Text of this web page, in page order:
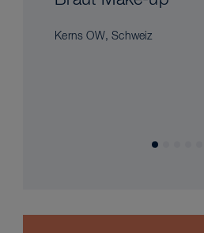
Kerns OW, Schweiz